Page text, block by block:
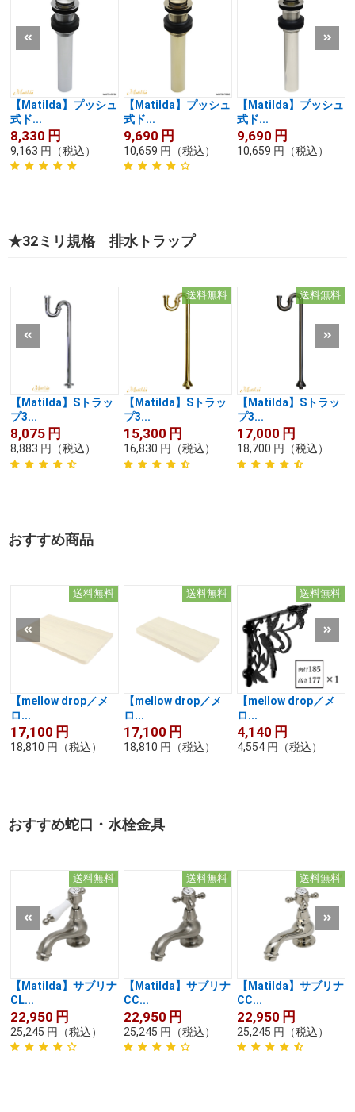
【Matilda】プッシュ
式ド...
8,330 円
9,163 円 （税込）
【Matilda】プッシュ
式ド...
9,690 円
10,659 円 （税込）
【Matilda】プッシュ
式ド...
9,690 円
10,659 円 （税込）
★32ミリ規格 排水トラップ
【Matilda】Sトラッ
プ3...
8,075 円
8,883 円 （税込）
送料無料
【Matilda】Sトラッ
プ3...
15,300 円
16,830 円 （税込）
送料無料
【Matilda】Sトラッ
プ3...
17,000 円
18,700 円 （税込）
おすすめ商品
送料無料
【mellow drop／メ
ロ...
17,100 円
18,810 円 （税込）
送料無料
【mellow drop／メ
ロ...
17,100 円
18,810 円 （税込）
送料無料
【mellow drop／メ
ロ...
4,140 円
4,554 円 （税込）
おすすめ蛇口・水栓金具
送料無料
【Matilda】サブリナ
CL...
22,950 円
25,245 円 （税込）
送料無料
【Matilda】サブリナ
CC...
22,950 円
25,245 円 （税込）
送料無料
【Matilda】サブリナ
CC...
22,950 円
25,245 円 （税込）